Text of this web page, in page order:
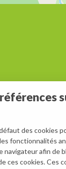
des cookies
fonctionnalités
navigateur afin de
ces cookies. Ces